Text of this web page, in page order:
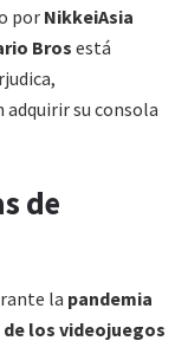
por NikkeiAsia
Brosestá
su consola
de
la pandemia
los videojuegos